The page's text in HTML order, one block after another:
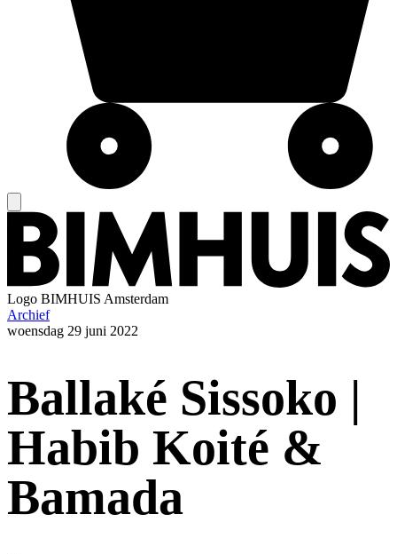
Logo BIMHUIS Amsterdam
Archief
woensdag 29 juni 2022
Ballaké Sissoko |
Habib Koité &
Bamada